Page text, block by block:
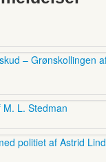
– Grønskollingen
L. Stedman
politiet af Astrid